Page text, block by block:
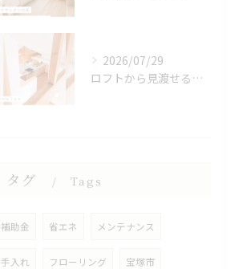
2026/07/29
ロフトから見渡せる、開放的なキッチン🌿
タグ Tags
補助金 省エネ メンテナンス
手入れ フローリング 宝塚市